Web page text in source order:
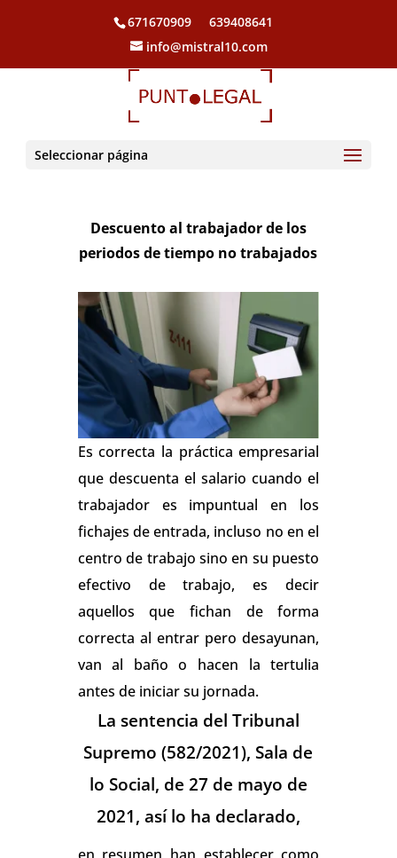
671670909
639408641
info@mistral10.com
Seleccionar página
Descuento al trabajador de los
periodos de tiempo no trabajados
Es correcta la práctica empresarial
que descuenta el salario cuando el
trabajador es impuntual en los
fichajes de entrada, incluso no en el
centro de trabajo sino en su puesto
efectivo de trabajo, es decir
aquellos que fichan de forma
correcta al entrar pero desayunan,
van al baño o hacen la tertulia
antes de iniciar su jornada.
La sentencia del Tribunal
Supremo (582/2021), Sala de
lo Social, de 27 de mayo de
2021, así lo ha declarado,